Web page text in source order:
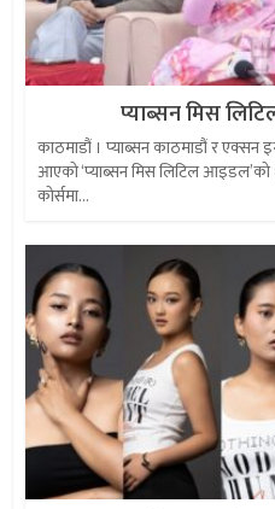
प्याब्सन मिस
काठमाडौं । प्याब्सन काठमाडौं र एक्सन
आएको ‘प्याब्सन मिस लिटिल
कोर्समा...